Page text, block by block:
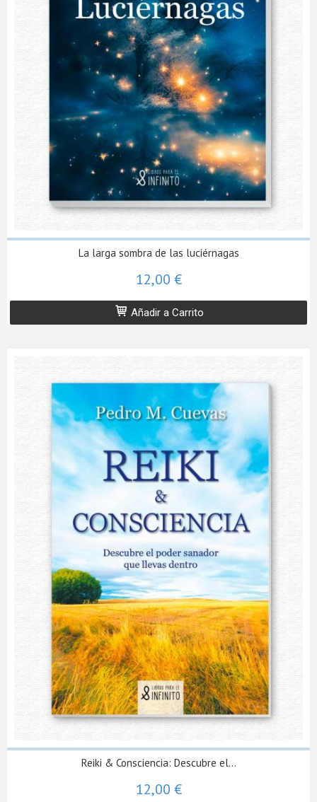
La larga sombra de las luciérnagas
12,00 €
Añadir a Carrito
Reiki & Consciencia: Descubre el...
12,00 €